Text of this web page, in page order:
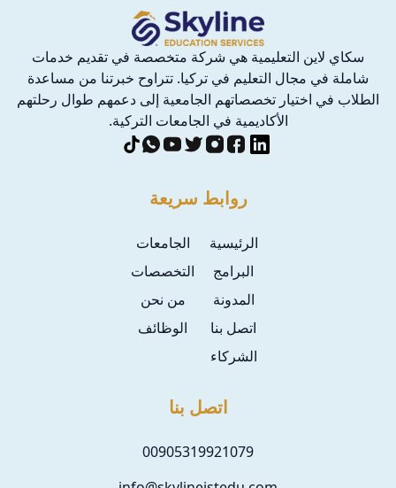
سكاي لاين التعليمية هي شركة متخصصة في تقديم خدمات
شاملة في مجال التعليم في تركيا. تتراوح خبرتنا من مساعدة
الطلاب في اختيار تخصصاتهم الجامعية إلى دعمهم طوال رحلتهم
الأكاديمية في الجامعات التركية.
روابط سريعة
الرئيسية
الجامعات
البرامج
التخصصات
المدونة
من نحن
اتصل بنا
الوظائف
الشركاء
اتصل بنا
00905319921079